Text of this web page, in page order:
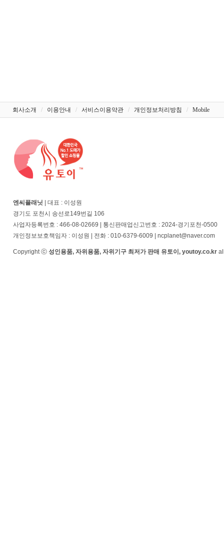
회사소개 / 이용안내 / 서비스이용약관 / 개인정보처리방침 / Mobile
엔씨플래닛 | 대표 : 이성원
경기도 포천시 송선로149번길 106
사업자등록번호 : 466-08-02669 | 통신판매업신고번호 : 2024-경기포천-0500
개인정보보호책임자 : 이성원 | 전화 : 010-6379-6009 | ncplanet@naver.com
Copyright ⓒ 성인용품, 자위용품, 자위기구 최저가 판매 유토이, youtoy.co.kr